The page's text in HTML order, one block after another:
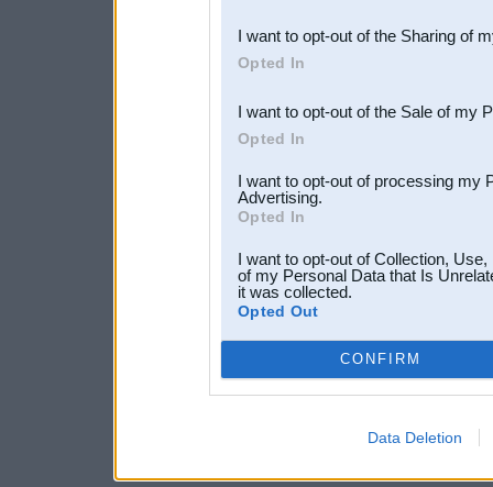
Downstream Participants
third parties.
I want to opt-out of the Sharing of
Opted In
I want to opt-out of the Sale of my
Opted In
I want to opt-out of processing my
Advertising.
Opted In
I want to opt-out of Collection,
of my Personal Data that Is
it was collected.
Opted Out
CONFIRM
Data Deletion